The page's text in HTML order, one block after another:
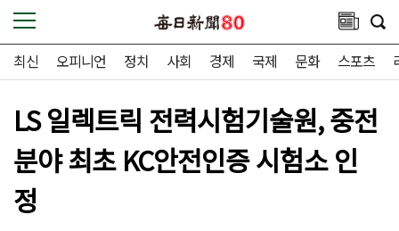
최신 오피니언 정치 사회 경제 국제 문화 스포츠
LS 일렉트릭 전력시험기술원, 중전
분야 최초 KC안전인증 시험소 인
정